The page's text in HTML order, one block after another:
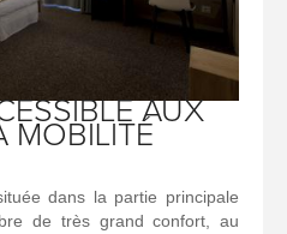
AUX
MOBILITÉ
dans la partie principale
de très grand confort, au